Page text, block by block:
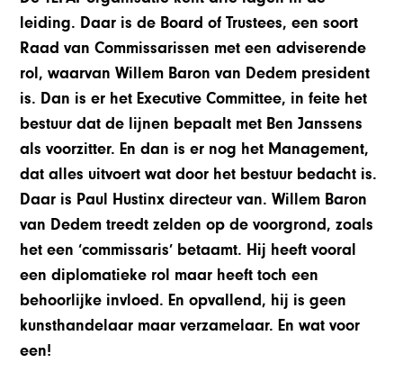
leiding. Daar is de Board of Trustees, een soort
Raad van Commissarissen met een adviserende
rol, waarvan Willem Baron van Dedem president
is. Dan is er het Executive Committee, in feite het
bestuur dat de lijnen bepaalt met Ben Janssens
als voorzitter. En dan is er nog het Management,
dat alles uitvoert wat door het bestuur bedacht is.
Daar is Paul Hustinx directeur van. Willem Baron
van Dedem treedt zelden op de voorgrond, zoals
het een ‘commissaris’ betaamt. Hij heeft vooral
een diplomatieke rol maar heeft toch een
behoorlijke invloed. En opvallend, hij is geen
kunsthandelaar maar verzamelaar. En wat voor
een!